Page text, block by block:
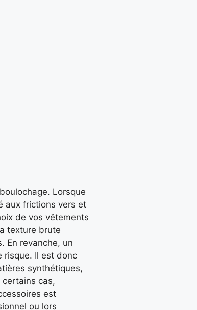
Lorsque
aux frictions vers et
de vos vêtements
texture brute
En revanche, un
risque. Il est donc
synthétiques,
certains cas,
est
ou lors